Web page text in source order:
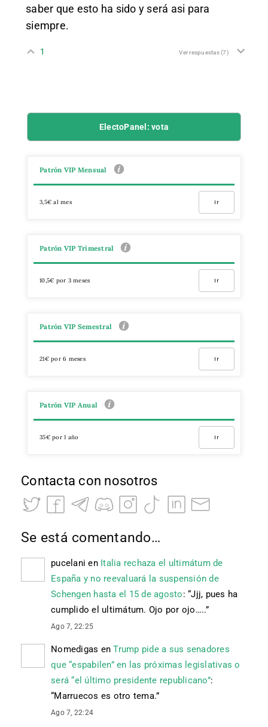
saber que esto ha sido y será asi para
siempre.
1 Ver respuestas(7)
ElectoPanel: vota
Patrón VIP Mensual
3,5€ al mes Ir
Patrón VIP Trimestral
10,5€ por 3 meses Ir
Patrón VIP Semestral
21€ por 6 meses Ir
Patrón VIP Anual
35€ por 1 año Ir
Contacta con nosotros
Se está comentando…
pucelani en Italia rechaza el ultimátum de
España y no reevaluará la suspensión de
Schengen hasta el 15 de agosto: “Jjj, pues ha
cumplido el ultimátum. Ojo por ojo…..”
Ago 7, 22:25
Nomedigas enTrump pide a sus senadores
que “espabilen” en las próximas legislativas o
será “el último presidente republicano”:
“Marruecos es otro tema.”
Ago 7, 22:24